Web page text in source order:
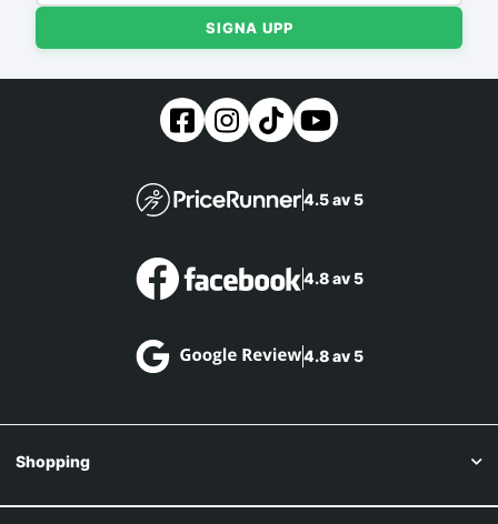
SIGNA UPP
4.5 av 5
4.8 av 5
4.8 av 5
Shopping